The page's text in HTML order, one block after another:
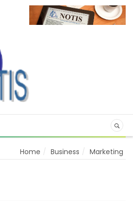
Home Business Marketing